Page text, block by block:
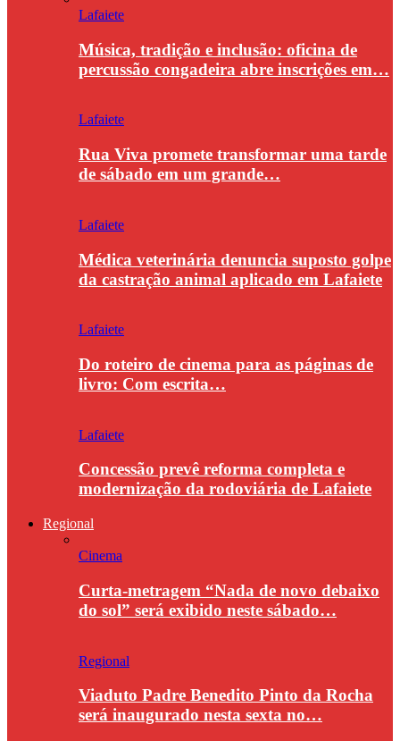
Lafaiete
Música, tradição e inclusão: oficina de
percussão congadeira abre inscrições em…
Lafaiete
Rua Viva promete transformar uma tarde
de sábado em um grande…
Lafaiete
Médica veterinária denuncia suposto golpe
da castração animal aplicado em Lafaiete
Lafaiete
Do roteiro de cinema para as páginas de
livro: Com escrita…
Lafaiete
Concessão prevê reforma completa e
modernização da rodoviária de Lafaiete
Regional
Cinema
Curta-metragem “Nada de novo debaixo
do sol” será exibido neste sábado…
Regional
Viaduto Padre Benedito Pinto da Rocha
será inaugurado nesta sexta no…